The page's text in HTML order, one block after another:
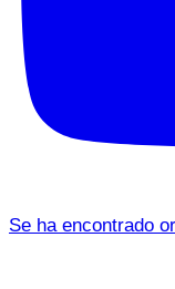
Se ha encontrado